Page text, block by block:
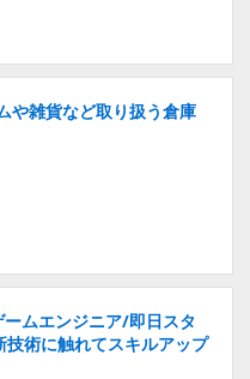
や雑貨など取り扱う倉庫
ムエンジニア/即日スタ
術に触れてスキルアップ